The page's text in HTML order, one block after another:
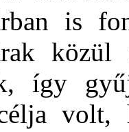
is
közül
így
volt,